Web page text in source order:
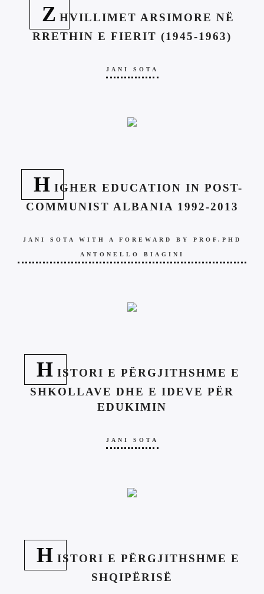
Z HVILLIMET ARSIMORE NË
RRETHIN E FIERIT (1945-1963)
JANI SOTA
H IGHER EDUCATION IN POST-
COMMUNIST ALBANIA 1992-2013
JANI SOTA WITH A FOREWARD BY PROF.PHD
ANTONELLO BIAGINI
H ISTORI E PËRGJITHSHME E
SHKOLLAVE DHE E IDEVE PËR
EDUKIMIN
JANI SOTA
H ISTORI E PËRGJITHSHME E
SHQIPËRISË